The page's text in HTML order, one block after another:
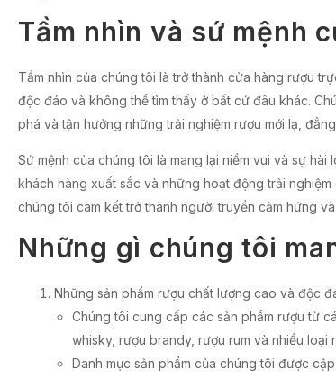
Tầm nhìn và sứ mệnh
Tầm nhìn của chúng tôi là trở thành cửa hàng rượu
độc đáo và không thể tìm thấy ở bất cứ đâu khác.
phá và tận hưởng những trải nghiệm rượu mới lạ,
Sứ mệnh của chúng tôi là mang lại niềm vui và sự
khách hàng xuất sắc và những hoạt động trải
chúng tôi cam kết trở thành người truyền cảm hứng
Những gì chúng tôi
Những sản phẩm rượu chất lượng cao và độc
Chúng tôi cung cấp các sản phẩm rượu từ
whisky, rượu brandy, rượu rum và nhiều loại
Danh mục sản phẩm của chúng tôi được